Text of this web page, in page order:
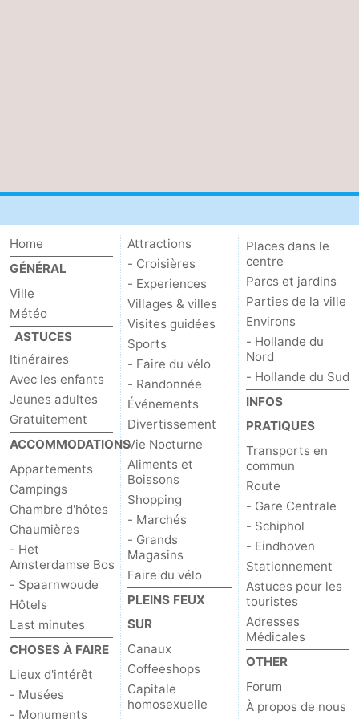
Home
GÉNÉRAL
Ville
Météo
ASTUCES
Itinéraires
Avec les enfants
Jeunes adultes
Gratuitement
ACCOMMODATIONS
Appartements
Campings
Chambre d'hôtes
Chaumières
- Het
Amsterdamse Bos
- Spaarnwoude
Hôtels
Last minutes
CHOSES À FAIRE
Lieux d'intérêt
- Musées
- Monuments
Attractions
- Croisières
- Experiences
Villages & villes
Visites guidées
Sports
- Faire du vélo
- Randonnée
Événements
Divertissement
Vie Nocturne
Aliments et
Boissons
Shopping
- Marchés
- Grands
Magasins
Faire du vélo
PLEINS FEUX
SUR
Canaux
Coffeeshops
Capitale
homosexuelle
Places dans le
centre
Parcs et jardins
Parties de la ville
Environs
- Hollande du
Nord
- Hollande du Sud
INFOS
PRATIQUES
Transports en
commun
Route
- Gare Centrale
- Schiphol
- Eindhoven
Stationnement
Astuces pour les
touristes
Adresses
Médicales
OTHER
Forum
À propos de nous